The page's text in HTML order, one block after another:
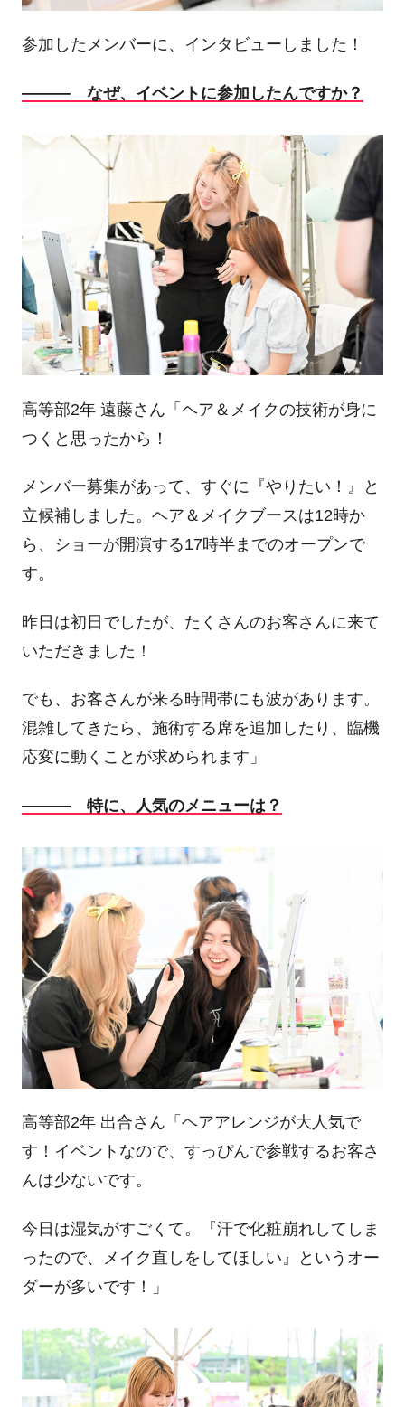
参加したメンバーに、インタビューしました！
――― なぜ、イベントに参加したんですか？
高等部2年 遠藤さん「ヘア＆メイクの技術が身に
つくと思ったから！
メンバー募集があって、すぐに『やりたい！』と
立候補しました。ヘア＆メイクブースは12時か
ら、ショーが開演する17時半までのオープンで
す。
昨日は初日でしたが、たくさんのお客さんに来て
いただきました！
でも、お客さんが来る時間帯にも波があります。
混雑してきたら、施術する席を追加したり、臨機
応変に動くことが求められます」
――― 特に、人気のメニューは？
高等部2年 出合さん「ヘアアレンジが大人気で
す！イベントなので、すっぴんで参戦するお客さ
んは少ないです。
今日は湿気がすごくて。『汗で化粧崩れしてしま
ったので、メイク直しをしてほしい』というオー
ダーが多いです！」